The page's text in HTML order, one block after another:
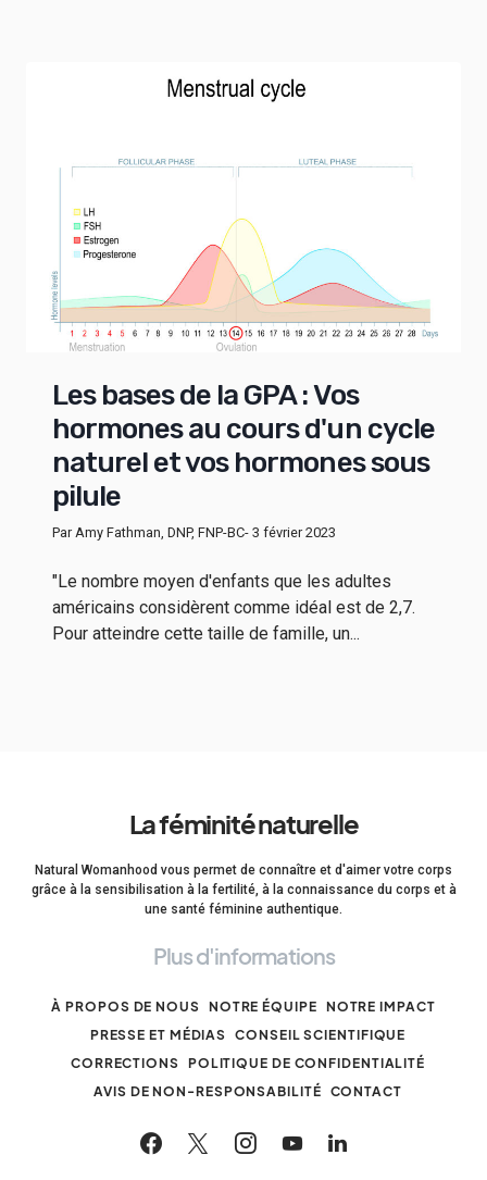
Les bases de la GPA : Vos
hormones au cours d'un cycle
naturel et vos hormones sous
pilule
Par Amy Fathman, DNP, FNP-BC- 3 février 2023
"Le nombre moyen d'enfants que les adultes
américains considèrent comme idéal est de 2,7.
Pour atteindre cette taille de famille, un...
La féminité naturelle
Natural Womanhood vous permet de connaître et d'aimer votre corps
grâce à la sensibilisation à la fertilité, à la connaissance du corps et à
une santé féminine authentique.
Plus d'informations
À PROPOS DE NOUS NOTRE ÉQUIPE NOTRE IMPACT
PRESSE ET MÉDIAS
CONSEIL SCIENTIFIQUE
CORRECTIONS POLITIQUE DE CONFIDENTIALITÉ
AVIS DE NON-RESPONSABILITÉ CONTACT